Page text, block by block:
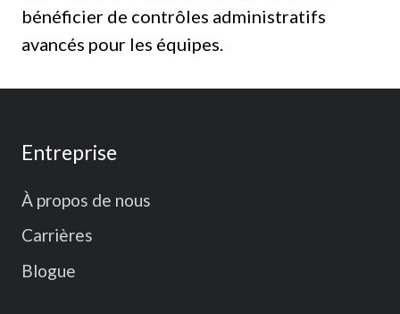
bénéficier de contrôles administratifs
avancés pour les équipes.
Entreprise
À propos de nous
Carrières
Blogue